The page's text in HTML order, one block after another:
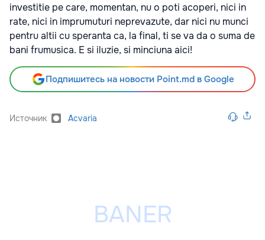
investitie pe care, momentan, nu o poti acoperi, nici in
rate, nici in imprumuturi neprevazute, dar nici nu munci
pentru altii cu speranta ca, la final, ti se va da o suma de
bani frumusica. E si iluzie, si minciuna aici!
Подпишитесь на новости Point.md в Google
Источник Acvaria